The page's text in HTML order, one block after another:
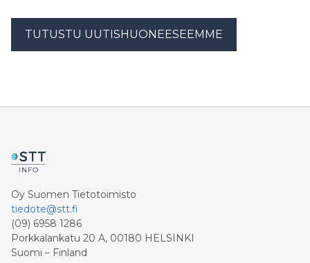
TUTUSTU UUTISHUONEESEEMME
Oy Suomen Tietotoimisto
tiedote@stt.fi
(09) 6958 1286
Porkkalankatu 20 A, 00180 HELSINKI
Suomi – Finland